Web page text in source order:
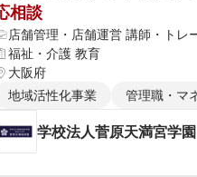
相談
店舗管理・店舗運営 講師・トレ
福祉・介護 教育
大阪府
地域活性化事業
管理職・マ
学校法人菅原天満宮学園